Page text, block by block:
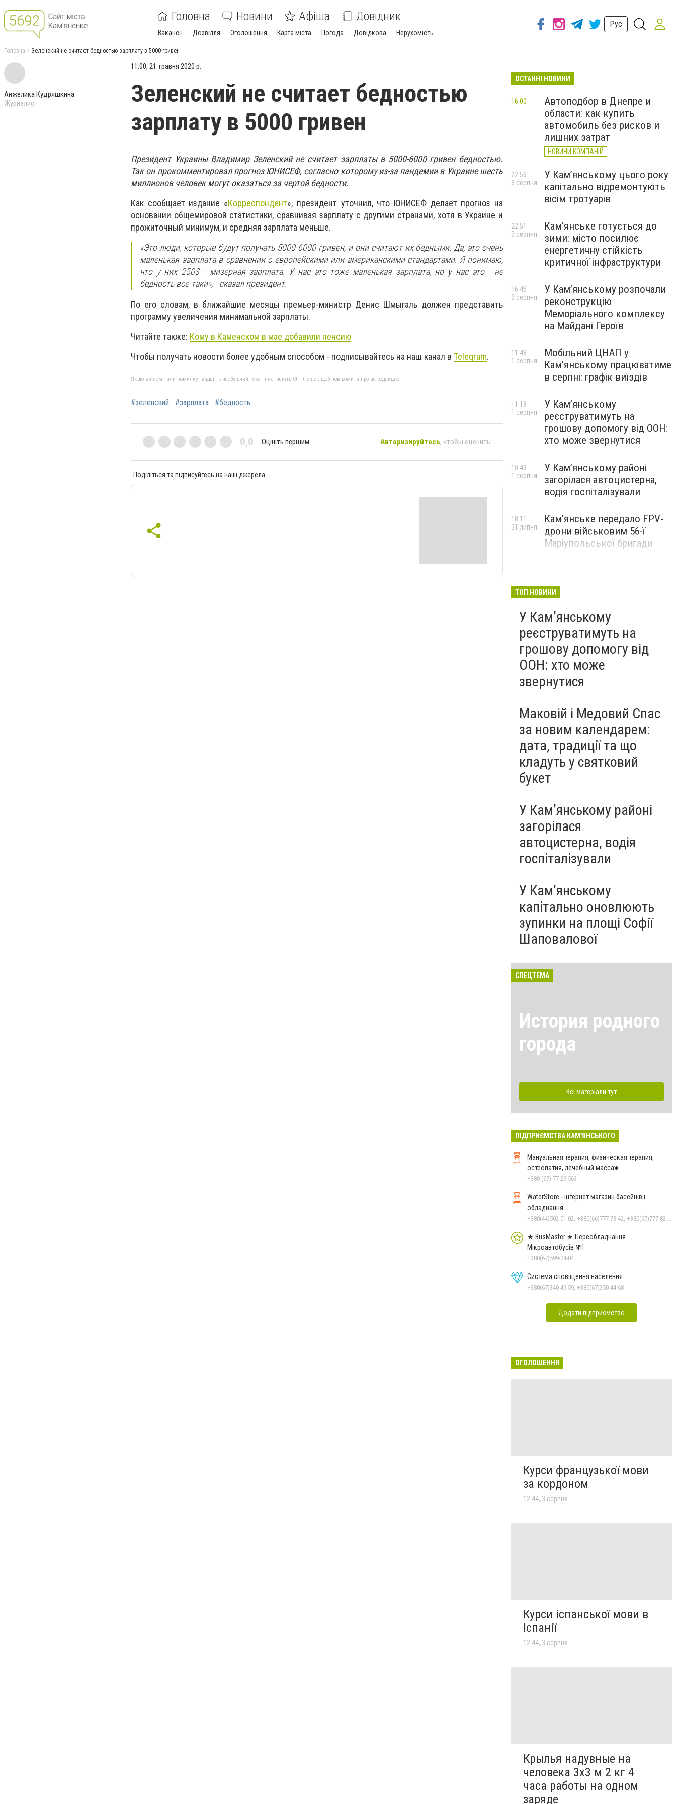
Головна Новини Афіша Довідник
Вакансії Дозвілля Оголошення Карта міста Погода Довідкова Нерухомість
Рус
Головна Зеленский не считает бедностью зарплату в 5000 гривен
Анжелика Кудряшкина
Журналист
11:00, 21 травня 2020 р.
Зеленский не считает бедностью
зарплату в 5000 гривен
Президент Украины Владимир Зеленский не считает зарплаты в 5000-6000 гривен бедностью.
Так он прокомментировал прогноз ЮНИСЕФ, согласно которому из-за пандемии в Украине шесть
миллионов человек могут оказаться за чертой бедности.
Как сообщает издание «Корреспондент», президент уточнил, что ЮНИСЕФ делает прогноз на
основании общемировой статистики, сравнивая зарплату с другими странами, хотя в Украине и
прожиточный минимум, и средняя зарплата меньше.
«Это люди, которые будут получать 5000-6000 гривен, и они считают их бедными. Да, это очень
маленькая зарплата в сравнении с европейскими или американскими стандартами. Я понимаю,
что у них 250$ - мизерная зарплата. У нас это тоже маленькая зарплата, но у нас это - не
бедность все-таки», - сказал президент.
По его словам, в ближайшие месяцы премьер-министр Денис Шмыгаль должен представить
программу увеличения минимальной зарплаты.
Читайте также: Кому в Каменском в мае добавили пенсию
Чтобы получать новости более удобным способом - подписывайтесь на наш канал в Telegram.
Якщо ви помітили помилку, виділіть необхідний текст і натисніть Ctrl + Enter, щоб повідомити про це редакцію
#зеленский #зарплата #бедность
0,0 Оцініть першим Авторизируйтесь, чтобы оценить
Поділіться та підписуйтесь на наші джерела
ОСТАННІ НОВИНИ
Автоподбор в Днепре и
области: как купить
автомобиль без рисков и
лишних затрат
НОВИНИ КОМПАНІЙ
16:00
У Кам’янському цього року
капітально відремонтують
вісім тротуарів
22:56
3 серпня
Кам’янське готується до
зими: місто посилює
енергетичну стійкість
критичної інфраструктури
22:51
3 серпня
У Кам’янському розпочали
реконструкцію
Меморіального комплексу
на Майдані Героїв
16:46
3 серпня
Мобільний ЦНАП у
Кам’янському працюватиме
в серпні: графік виїздів
11:48
1 серпня
У Кам’янському
реєструватимуть на
грошову допомогу від ООН:
хто може звернутися
11:18
1 серпня
У Кам’янському районі
загорілася автоцистерна,
водія госпіталізували
10:49
1 серпня
Кам’янське передало FPV-
дрони військовим 56-ї
Маріупольської бригади
18:11
31 липня
ТОП НОВИНИ
У Кам’янському
реєструватимуть на
грошову допомогу від
ООН: хто може
звернутися
Маковій і Медовий Спас
за новим календарем:
дата, традиції та що
кладуть у святковий
букет
У Кам’янському районі
загорілася
автоцистерна, водія
госпіталізували
У Кам’янському
капітально оновлюють
зупинки на площі Софії
Шаповалової
СПЕЦТЕМА
История родного
города
Всі матеріали тут
ПІДПРИЄМСТВА КАМ'ЯНСЬКОГО
Мануальная терапия, физическая терапия,
остеопатия, лечебный массаж
+380 (67) 77-29-563
WaterStore - інтернет магазин басейнів і
обладнання
★ BusMaster ★ Переобладнання
Мікроавтобусів №1
+380(67)599-04-04
Система сповіщення населення
+380(67)340-49-59, +380(67)350-44-68
Додати підприємство
ОГОЛОШЕННЯ
Курси французької мови
за кордоном
12:44, 3 серпня
Курси іспанської мови в
Іспанії
12:44, 3 серпня
Крылья надувные на
человека 3х3 м 2 кг 4
часа работы на одном
заряде